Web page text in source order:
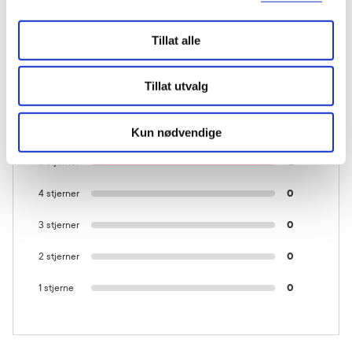
Tillat alle
Tillat utvalg
Kun nødvendige
KUNDEANMELDELSER
2 anmeldelser
5 stjerner 2
4 stjerner 0
3 stjerner 0
2 stjerner 0
1 stjerne 0